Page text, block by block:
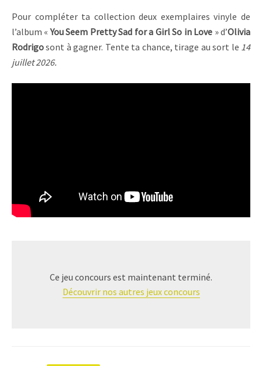
Pour compléter ta collection deux exemplaires vinyle de
l’album «You Seem Pretty Sad for a Girl So in Love » d’Olivia
Rodrigosont à gagner. Tente ta chance, tirage au sort le 14
juillet 2026.
Ce jeu concours est maintenant terminé.
Découvrir nos autres jeux concours